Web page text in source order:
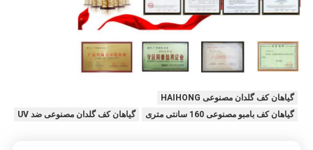
گیاهان کف گلدان مصنوعی HAIHONG
گیاهان کف بامبو مصنوعی 160 سانتی متری
گیاهان کف گلدان مصنوعی ضد UV